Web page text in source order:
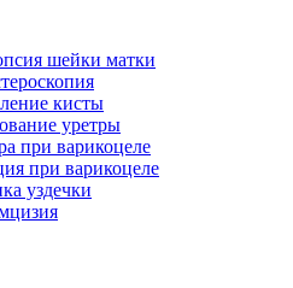
шейки матки
кисты
уретры
при варикоцеле
при варикоцеле
уздечки